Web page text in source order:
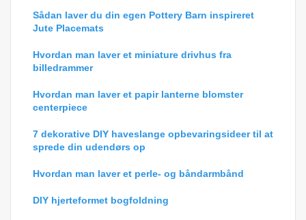
Sådan laver du din egen Pottery Barn inspireret
Jute Placemats
Hvordan man laver et miniature drivhus fra
billedrammer
Hvordan man laver et papir lanterne blomster
centerpiece
7 dekorative DIY haveslange opbevaringsideer til at
sprede din udendørs op
Hvordan man laver et perle- og båndarmbånd
DIY hjerteformet bogfoldning